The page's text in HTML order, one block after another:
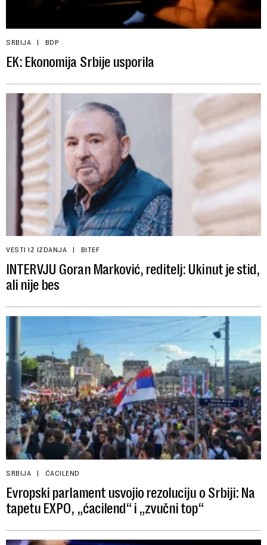
SRBIJA BDP
EK: Ekonomija Srbije usporila
VESTI IZ IZDANJA BITEF
INTERVJU Goran Marković, reditelj: Ukinut je stid,
ali nije bes
SRBIJA ĆACILEND
Evropski parlament usvojio rezoluciju o Srbiji: Na
tapetu EXPO, „ćacilend“ i „zvučni top“